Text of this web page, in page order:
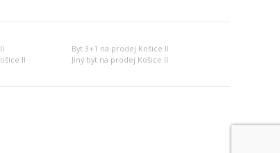
Byt 3+1 na prodej Košice II
II Jiný byt na prodej Košice II